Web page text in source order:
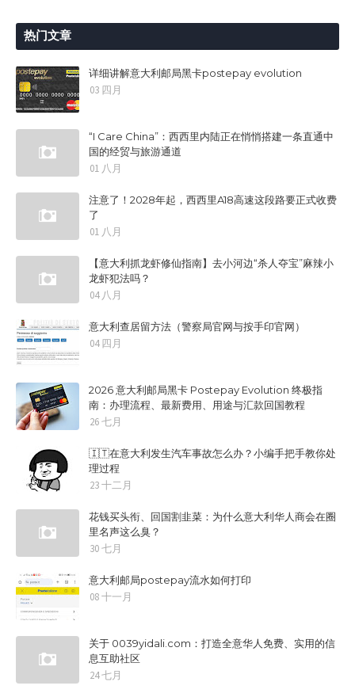
热门文章
详细讲解意大利邮局黑卡postepay evolution
03 四月
“I Care China”：西西里内陆正在悄悄搭建一条直通中
国的经贸与旅游通道
01 八月
注意了！2028年起，西西里A18高速这段路要正式收费
了
01 八月
【意大利抓龙虾修仙指南】去小河边“杀人夺宝”麻辣小
龙虾犯法吗？
04 八月
意大利查居留方法（警察局官网与按手印官网）
04 四月
2026 意大利邮局黑卡 Postepay Evolution 终极指
南：办理流程、最新费用、用途与汇款回国教程
26 七月
🇮🇹在意大利发生汽车事故怎么办？小编手把手教你处
理过程
23 十二月
花钱买头衔、回国割韭菜：为什么意大利华人商会在圈
里名声这么臭？
30 七月
意大利邮局postepay流水如何打印
08 十一月
关于 0039yidali.com：打造全意华人免费、实用的信
息互助社区
24 七月